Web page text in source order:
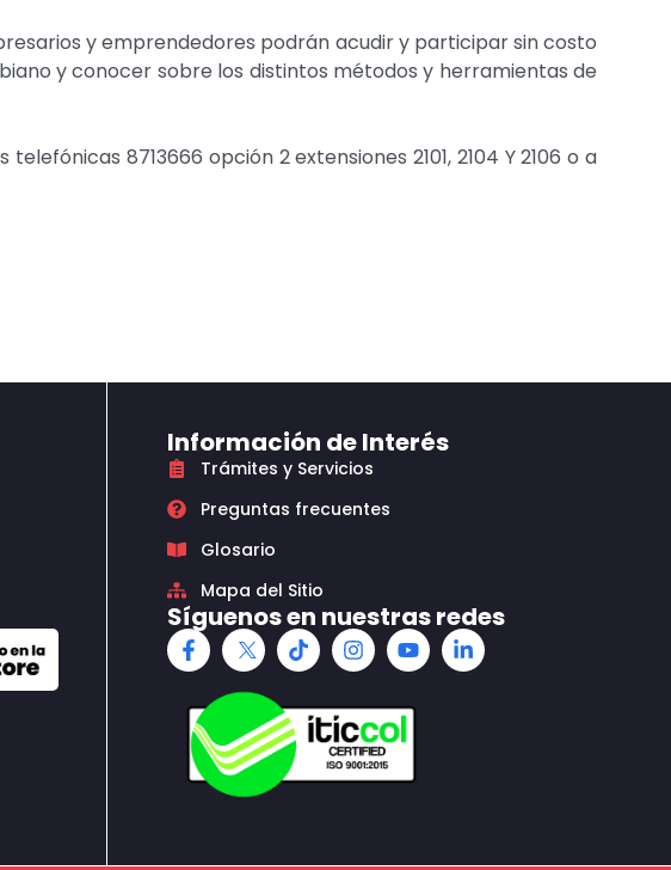
y emprendedores podrán acudir y participar sin costo
y conocer sobre los distintos métodos y herramientas de
8713666 opción 2 extensiones 2101, 2104 Y 2106 o a
Información de Interés
Trámites y Servicios
Preguntas frecuentes
Glosario
Mapa del Sitio
Síguenos en nuestras redes